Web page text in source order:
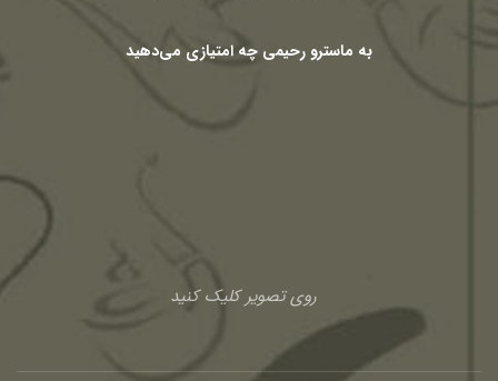
به ماسترو رحیمی چه امتیازی می‌دهید
روی تصویر کلیک کنید